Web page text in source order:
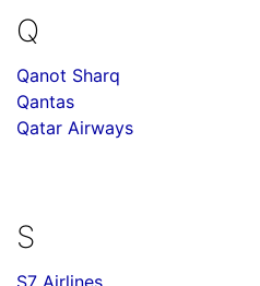
Q
Qanot Sharq
Qantas
Qatar Airways
S
S7 Airlines